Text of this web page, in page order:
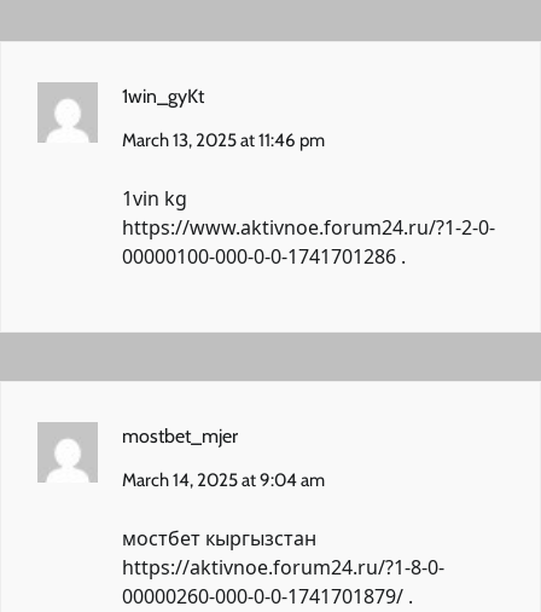
1win_gyKt
March 13, 2025 at 11:46 pm
1vin kg
https://www.aktivnoe.forum24.ru/?1-2-0-
00000100-000-0-0-1741701286 .
mostbet_mjer
March 14, 2025 at 9:04 am
мостбет кыргызстан
https://aktivnoe.forum24.ru/?1-8-0-
00000260-000-0-0-1741701879/ .